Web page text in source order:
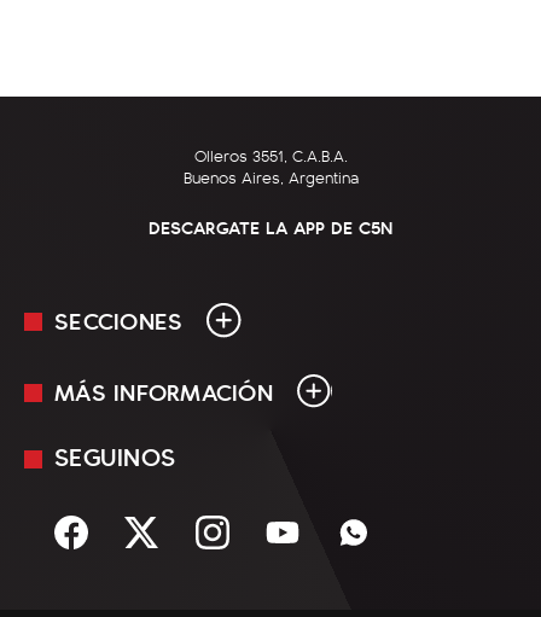
Olleros 3551, C.A.B.A.
Buenos Aires, Argentina
DESCARGATE LA APP DE C5N
SECCIONES
En Vivo
Sociedad
MÁS INFORMACIÓN
Mediakit
Términos y condiciones
SEGUINOS